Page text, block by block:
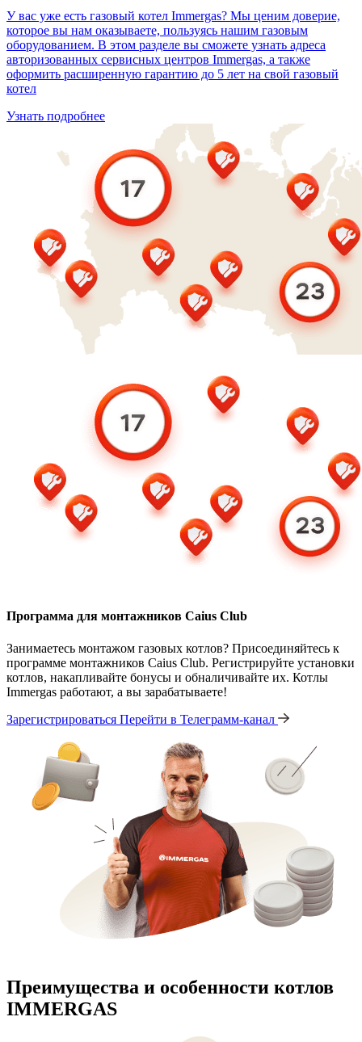
У вас уже есть газовый котел Immergas? Мы ценим доверие,
которое вы нам оказываете, пользуясь нашим газовым
оборудованием. В этом разделе вы сможете узнать адреса
авторизованных сервисных центров Immergas, а также
оформить расширенную гарантию до 5 лет на свой газовый
котел
Узнать подробнее
Программа для монтажников Caius Club
Занимаетесь монтажом газовых котлов? Присоединяйтесь к
программе монтажников Caius Club. Регистрируйте установки
котлов, накапливайте бонусы и обналичивайте их. Котлы
Immergas работают, а вы зарабатываете!
Зарегистрироваться Перейти в Телеграмм-канал
Преимущества и особенности котлов
IMMERGAS